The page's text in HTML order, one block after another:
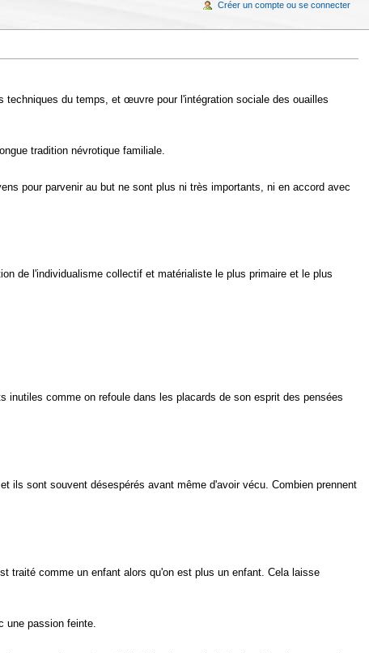
du temps, et œuvre pour l'intégration sociale des ouailles
tradition névrotique familiale.
pour parvenir au but ne sont plus ni très importants, ni en accord avec
de l'individualisme collectif et matérialiste le plus primaire et le plus
comme on refoule dans les placards de son esprit des pensées
ils sont souvent désespérés avant même d'avoir vécu. Combien prennent
traité comme un enfant alors qu'on est plus un enfant. Cela laisse
une passion feinte.
Créer un compte ou se connecter